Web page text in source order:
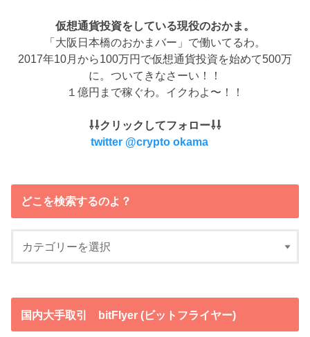
仮想通貨投資をしている現役のおかま。
「大阪日本橋のおかまバー」で働いてるわ。
2017年10月から100万円で仮想通貨投資を始めて500万
に。ついてきなさーい！！
１億円まで稼ぐわ。イクわよ〜！！
⇩⇩クリックしてフォロー⇩⇩
twitter @crypto okama
どこを検索するのよ？
国内大手取引 bitFlyer (ビットフライヤー)